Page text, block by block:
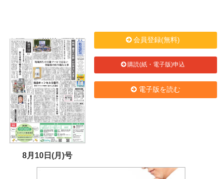
8月10日(月)号
会員登録(無料)
購読(紙・電子版)申込
電子版を読む